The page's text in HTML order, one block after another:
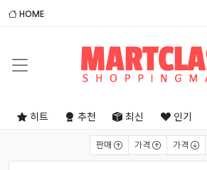
HOME
히트 추천 최신 인기
판매 가격 가격